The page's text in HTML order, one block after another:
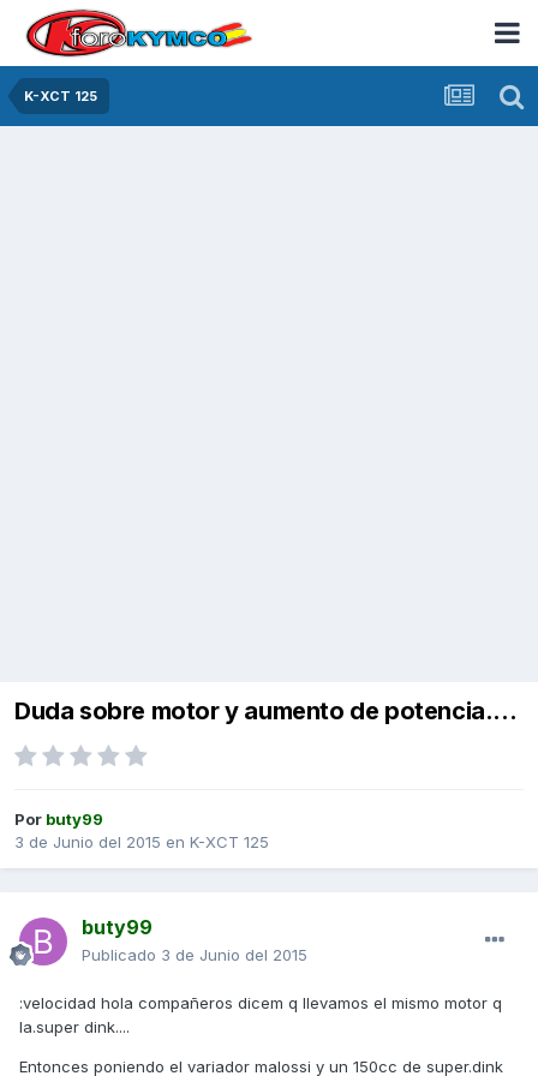
K-XCT 125
Duda sobre motor y aumento de potencia....
Por buty99
3 de Junio del 2015 en K-XCT 125
buty99
Publicado 3 de Junio del 2015
:velocidad hola compañeros dicem q llevamos el mismo motor q
la.super dink....
Entonces poniendo el variador malossi y un 150cc de super.dink